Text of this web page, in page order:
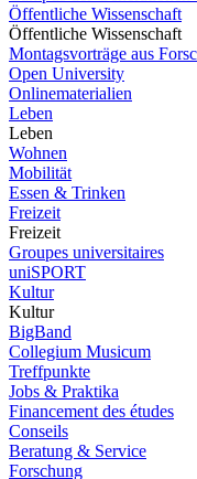
Öffentliche Wissenschaft
Öffentliche Wissenschaft
Montagsvorträge aus
Open University
Onlinematerialien
Leben
Leben
Wohnen
Mobilität
Essen & Trinken
Freizeit
Freizeit
Groupes universitaires
uniSPORT
Kultur
Kultur
BigBand
Collegium Musicum
Treffpunkte
Jobs & Praktika
Financement des études
Conseils
Beratung & Service
Forschung